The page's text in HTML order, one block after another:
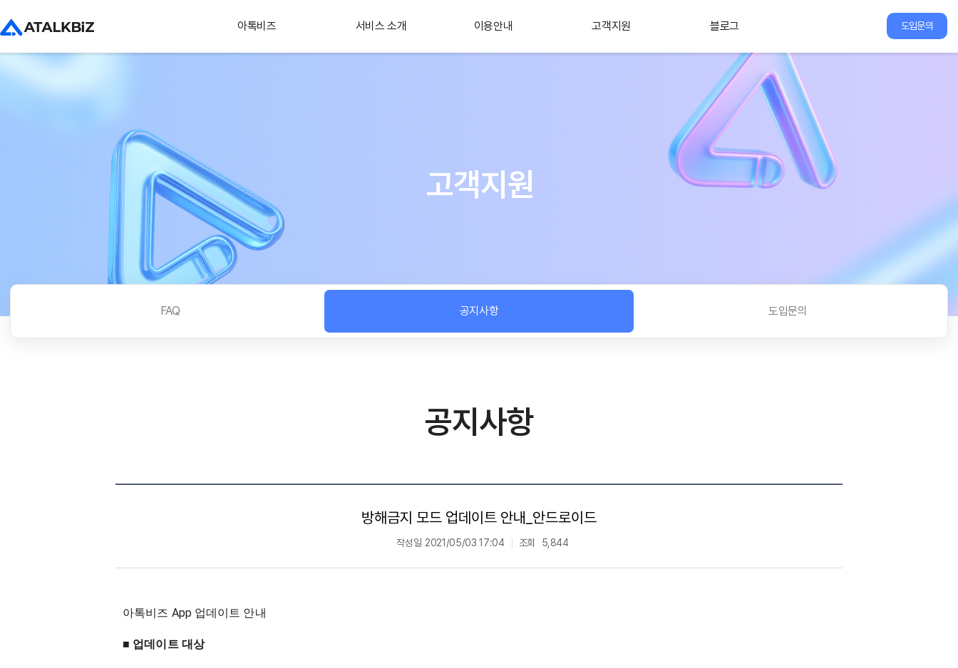
아톡비즈 서비스 소개 이용안내 고객지원 블로그 도입문의
고객지원
FAQ 공지사항 도입문의
공지사항
방해금지 모드 업데이트 안내_안드로이드
작성일 2021/05/03 17:04 조회 5,844
아톡비즈 App 업데이트 안내
■ 업데이트 대상